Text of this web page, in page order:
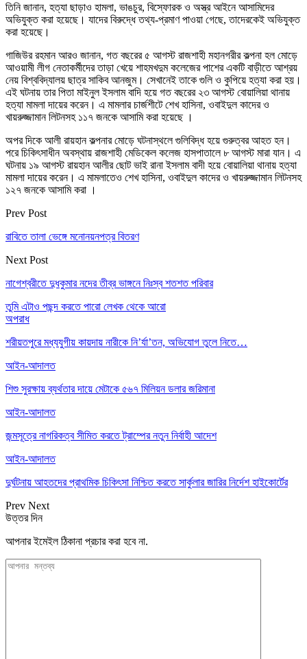
তিনি জানান, হত্যা ছাড়াও হামলা, ভাঙচুর, বিস্ফোরক ও অস্ত্র আইনে আসামিদের
অভিযুক্ত করা হয়েছে। যাদের বিরুদ্ধে তথ্য-প্রমাণ পাওয়া গেছে, তাদেরকেই অভিযুক্ত
করা হয়েছে।
গাজিউর রহমান আরও জানান, গত বছরের ৫ আগস্ট রাজশাহী মহানগরীর কল্পনা হল মোড়ে
আওয়ামী লীগ নেতাকর্মীদের তাড়া খেয়ে শাহমখদুম কলেজের পাশের একটি বাড়ীতে আশ্রয়
নেয় বিশ্ববিদ্যালয় ছাত্র সাকিব আনজুম। সেখানেই তাকে গুলি ও কুপিয়ে হত্যা করা হয়।
এই ঘটনায় তার পিতা মাইনুল ইসলাম বাদি হয়ে গত বছরের ২৩ আগস্ট বোয়ালিয়া থানায়
হত্যা মামলা দায়ের করেন। এ মামলার চার্জশীটে শেখ হাসিনা, ওবাইদুল কাদের ও
খায়রুজ্জামান লিটনসহ ১১৭ জনকে আসামি করা হয়েছে ।
অপর দিকে আলী রায়হান কল্পনার মোড়ে ঘটনাস্থলে গুলিবিদ্ধ হয়ে গুরুত্বর আহত হন।
পরে চিকিৎসাধীন অবস্থায় রাজশাহী মেডিকেল কলেজ হাসপাতালে ৮ আগস্ট মারা যান। এ
ঘটনায় ১৯ আগস্ট রায়হান আলীর ছোট ভাই রানা ইসলাম বাদী হয়ে বোয়ালিয়া থানায় হত্যা
মামলা দায়ের করেন। এ মামলাতেও শেখ হাসিনা, ওবাইদুল কাদের ও খায়রুজ্জামান লিটনসহ
১২৭ জনকে আসামি করা ।
Prev Post
রাবিতে তালা ভেঙ্গে মনোনয়নপত্র বিতরণ
Next Post
নাগেশ্বরীতে দুধকুমার নদের তীব্র ভাঙ্গনে নিঃস্ব শতশত পরিবার
তুমি এটাও পছন্দ করতে পারো লেখক থেকে আরো
অপরাধ
শরীয়তপুরে মধ্যযুগীয় কায়দায় নারীকে নি’র্যা’তন, অভিযোগ তুলে নিতে…
আইন-আদালত
শিশু সুরক্ষায় ব্যর্থতার দায়ে মেটাকে ৫৬৭ মিলিয়ন ডলার জরিমানা
আইন-আদালত
জন্মসূত্রে নাগরিকত্ব সীমিত করতে ট্রাম্পের নতুন নির্বাহী আদেশ
আইন-আদালত
দুর্ঘটনায় আহতদের প্রাথমিক চিকিৎসা নিশ্চিত করতে সার্কুলার জারির নির্দেশ হাইকোর্টের
Prev Next
উত্তর দিন
আপনার ইমেইল ঠিকানা প্রচার করা হবে না.